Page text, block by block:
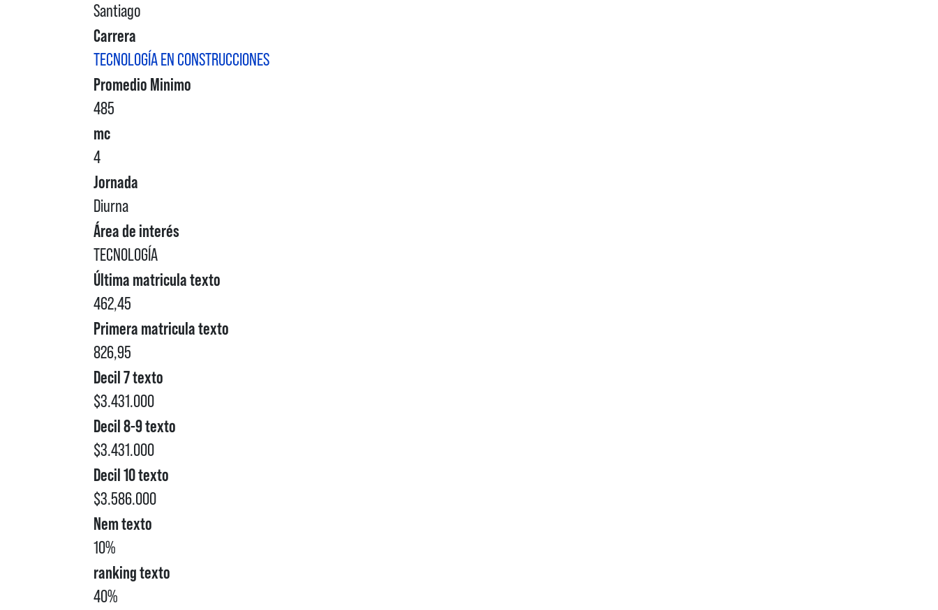
Santiago
Carrera
TECNOLOGÍA EN CONSTRUCCIONES
Promedio Minimo
485
mc
4
Jornada
Diurna
Área de interés
TECNOLOGÍA
Última matricula texto
462,45
Primera matricula texto
826,95
Decil 7 texto
$3.431.000
Decil 8-9 texto
$3.431.000
Decil 10 texto
$3.586.000
Nem texto
10%
ranking texto
40%